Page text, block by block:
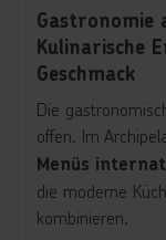
Gastronomie
Kulinarische
Geschmack
Die
offen. Im
Menüs
die moderne
kombinieren.